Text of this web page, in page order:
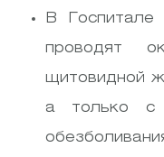
В
проводят
щитовидной
а только с